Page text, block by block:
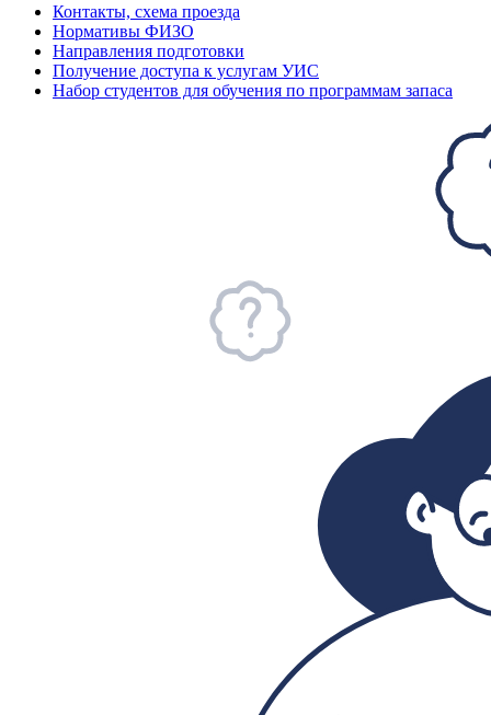
Контакты, схема проезда
Нормативы ФИЗО
Направления подготовки
Получение доступа к услугам УИС
Набор студентов для обучения по программам запаса